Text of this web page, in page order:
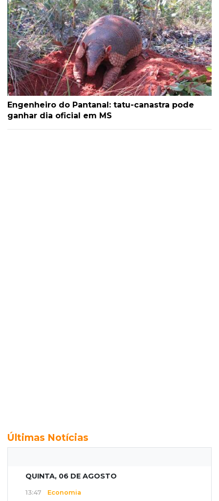
Engenheiro do Pantanal: tatu-canastra pode
ganhar dia oficial em MS
Últimas Notícias
QUINTA, 06 DE AGOSTO
13:47 Economia